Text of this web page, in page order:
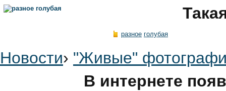
разное голубая
Новости› "Живые"
В интернете